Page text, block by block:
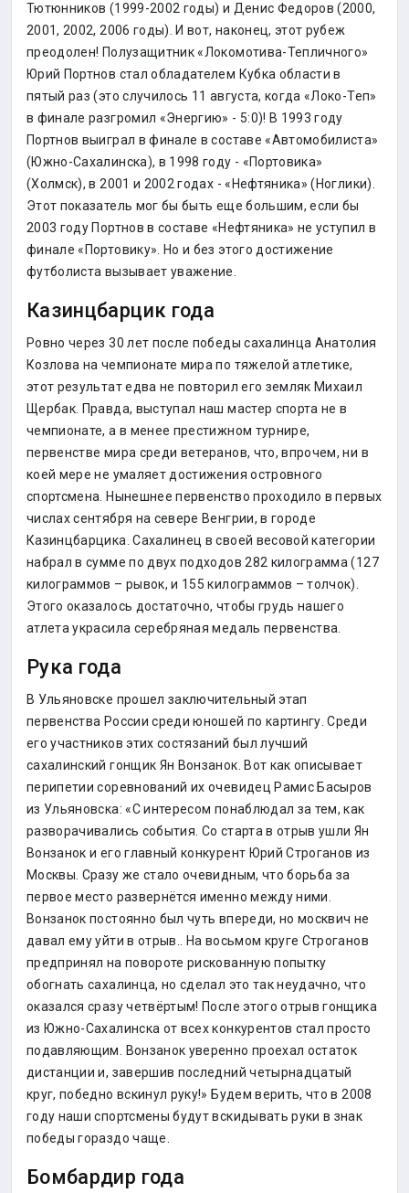
Тютюнников (1999-2002 годы) и Денис Федоров (2000,
2001, 2002, 2006 годы). И вот, наконец, этот рубеж
преодолен! Полузащитник «Локомотива-Тепличного»
Юрий Портнов стал обладателем Кубка области в
пятый раз (это случилось 11 августа, когда «Локо-Теп»
в финале разгромил «Энергию» - 5:0)! В 1993 году
Портнов выиграл в финале в составе «Автомобилиста»
(Южно-Сахалинска), в 1998 году - «Портовика»
(Холмск), в 2001 и 2002 годах - «Нефтяника» (Ноглики).
Этот показатель мог бы быть еще большим, если бы
2003 году Портнов в составе «Нефтяника» не уступил в
финале «Портовику». Но и без этого достижение
футболиста вызывает уважение.
Казинцбарцик года
Ровно через 30 лет после победы сахалинца Анатолия
Козлова на чемпионате мира по тяжелой атлетике,
этот результат едва не повторил его земляк Михаил
Щербак. Правда, выступал наш мастер спорта не в
чемпионате, а в менее престижном турнире,
первенстве мира среди ветеранов, что, впрочем, ни в
коей мере не умаляет достижения островного
спортсмена. Нынешнее первенство проходило в первых
числах сентября на севере Венгрии, в городе
Казинцбарцика. Сахалинец в своей весовой категории
набрал в сумме по двух подходов 282 килограмма (127
килограммов – рывок, и 155 килограммов – толчок).
Этого оказалось достаточно, чтобы грудь нашего
атлета украсила серебряная медаль первенства.
Рука года
В Ульяновске прошел заключительный этап
первенства России среди юношей по картингу. Среди
его участников этих состязаний был лучший
сахалинский гонщик Ян Вонзанок. Вот как описывает
перипетии соревнований их очевидец Рамис Басыров
из Ульяновска: «С интересом понаблюдал за тем, как
разворачивались события. Со старта в отрыв ушли Ян
Вонзанок и его главный конкурент Юрий Строганов из
Москвы. Сразу же стало очевидным, что борьба за
первое место развернётся именно между ними.
Вонзанок постоянно был чуть впереди, но москвич не
давал ему уйти в отрыв.. На восьмом круге Строганов
предпринял на повороте рискованную попытку
обогнать сахалинца, но сделал это так неудачно, что
оказался сразу четвёртым! После этого отрыв гонщика
из Южно-Сахалинска от всех конкурентов стал просто
подавляющим. Вонзанок уверенно проехал остаток
дистанции и, завершив последний четырнадцатый
круг, победно вскинул руку!» Будем верить, что в 2008
году наши спортсмены будут вскидывать руки в знак
победы гораздо чаще.
Бомбардир года